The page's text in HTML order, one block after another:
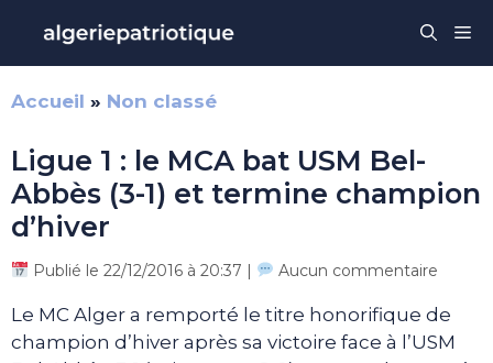
contenu
Accueil » Non classé
Ligue 1 : le MCA bat USM Bel-
Abbès (3-1) et termine champion
d’hiver
Publié le 22/12/2016 à 20:37 | Aucun commentaire
Le MC Alger a remporté le titre honorifique de
champion d’hiver après sa victoire face à l’USM